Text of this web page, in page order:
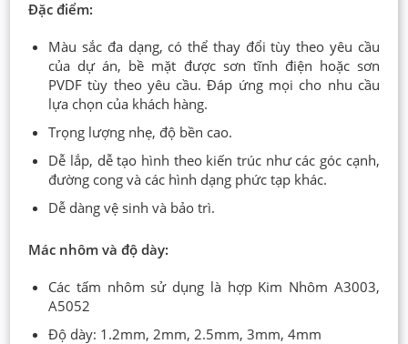
Đặc điểm:
Màu sắc đa dạng, có thể thay đổi tùy theo yêu cầu
của dự án, bề mặt được sơn tĩnh điện hoặc sơn
PVDF tùy theo yêu cầu. Đáp ứng mọi cho nhu cầu
lựa chọn của khách hàng.
Trọng lượng nhẹ, độ bền cao.
Dễ lắp, dễ tạo hình theo kiến trúc như các góc cạnh,
đường cong và các hình dạng phức tạp khác.
Dễ dàng vệ sinh và bảo trì.
Mác nhôm và độ dày:
Các tấm nhôm sử dụng là hợp Kim Nhôm A3003,
A5052
Độ dày: 1.2mm, 2mm, 2.5mm, 3mm, 4mm